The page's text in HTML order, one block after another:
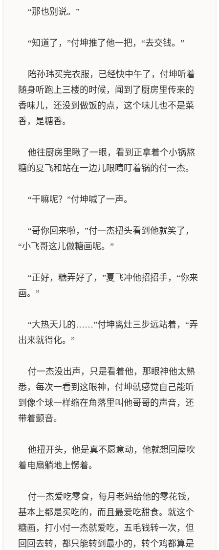
“那也别说。”
“知道了，”付坤推了他一把，“去交钱。”
陪孙玮买完衣服，已经快中午了，付坤听着
随身听跑上三楼的时候，闻到了厨房里传来的
香味儿，还没到做饭的点，这个味儿也不是菜
香，是糖香。
他往厨房里瞅了一眼，看到正拿着个小锅熬
糖的夏飞和站在一边儿眼睛盯着锅的付一杰。
“干嘛呢？”付坤喊了一声。
“哥你回来啦，”付一杰扭头看到他就笑了，
“小飞哥这儿做糖画呢。”
“正好，糖弄好了，”夏飞冲他招招手，“你来
画。”
“大热天儿的……”付坤离灶三步远站着，“弄
出来就得化。”
付一杰没出声，只是看着他，那眼神他太熟
悉，每次一看到这眼神，付坤就感觉自己能听
到像个球一样缩在角落里叫他哥哥的声音，还
带着颤音。
他扭开头，他是真不愿意动，他就想回屋吹
着电扇躺地上愣着。
付一杰爱吃零食，每月老妈给他的零花钱，
基本上都是买吃的，而且最爱吃甜食。就这个
糖画，打小付一杰就爱吃，五毛钱转一次，但
回回去转，都只能转到最小的，转个鸡都算是